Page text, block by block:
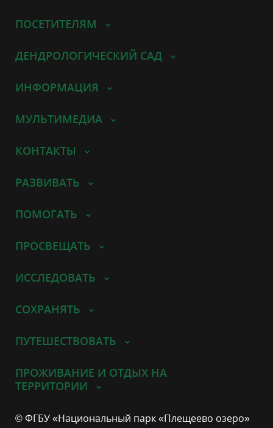
ПОСЕТИТЕЛЯМ
ДЕНДРОЛОГИЧЕСКИЙ САД
ИНФОРМАЦИЯ
МУЛЬТИМЕДИА
КОНТАКТЫ
РАЗВИВАТЬ
ПОМОГАТЬ
ПРОСВЕЩАТЬ
ИССЛЕДОВАТЬ
СОХРАНЯТЬ
ПУТЕШЕСТВОВАТЬ
ПРОЖИВАНИЕ И ОТДЫХ НА
ТЕРРИТОРИИ
© ФГБУ «Национальный парк «Плещеево озеро»